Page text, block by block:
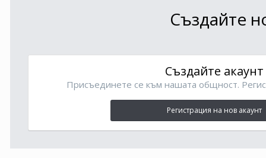
Създайте
Създайте акаунт
Присъединете се към нашата общност.
Регистрация на нов акаунт